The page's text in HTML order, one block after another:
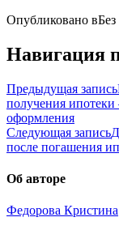
Опубликовано в
Навигация
Предыдущая запись
получения
оформления
Следующая запись
после погашения
Об авторе
Федорова Кристина